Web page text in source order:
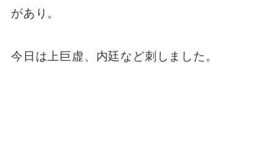
があり。
今日は上巨虚、内廷など刺しました。